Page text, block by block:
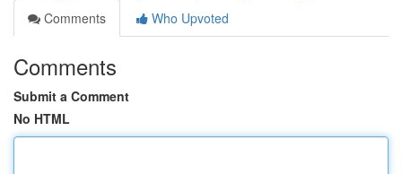
Comments
Who Upvoted
Comments
Submit a Comment
No HTML